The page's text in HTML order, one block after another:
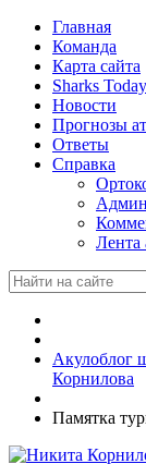
Главная
Команда
Карта сайта
Sharks Today
Новости
Прогнозы
Ответы
Справка
Лента
Акулоблог
Корнилова
Памятка